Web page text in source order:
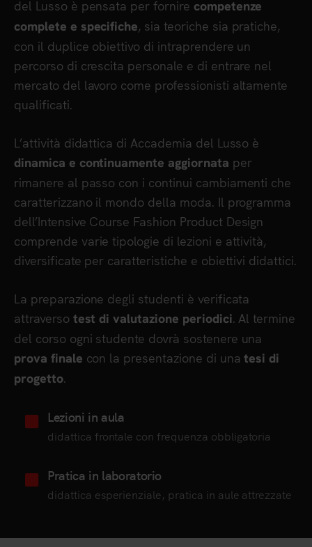
del Lusso è pensata per fornire competenze
complete e specifiche, sia teoriche sia pratiche,
con il duplice obiettivo di intraprendere un
percorso di crescita personale e di entrare nel
mercato del lavoro come professionisti altamente
qualificati.
L’attività didattica di Accademia del Lusso è
dinamica e continuamente aggiornata per
rimanere al passo con i continui cambiamenti che
caratterizzano il mondo della moda. Il programma
dell’Intensive Course Fashion Product Design
comprende varie tipologie di lezioni e attività,
diversificate per caratteristiche e obiettivi didattici.
La preparazione degli studenti è verificata
attraverso test di valutazione periodici. Al termine
del corso ogni studente dovrà sostenere una
prova finale con la presentazione di unatesi di
progetto.
Lezioni in aula
didattica frontale con frequenza obbligatoria
Pratica in laboratorio
didattica esperienziale, pratica in aule attrezzate